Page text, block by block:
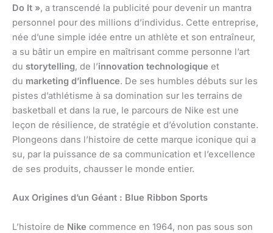
Do It », a transcendé la publicité pour devenir un mantra
personnel pour des millions d’individus. Cette entreprise,
née d’une simple idée entre un athlète et son entraîneur,
a su bâtir un empire en maîtrisant comme personne l’art
du storytelling, de l’innovation technologique et
du marketing d’influence. De ses humbles débuts sur les
pistes d’athlétisme à sa domination sur les terrains de
basketball et dans la rue, le parcours de Nike est une
leçon de résilience, de stratégie et d’évolution constante.
Plongeons dans l’histoire de cette marque iconique qui a
su, par la puissance de sa communication et l’excellence
de ses produits, chausser le monde entier.
Aux Origines d’un Géant : Blue Ribbon Sports
L’histoire de Nike commence en 1964, non pas sous son